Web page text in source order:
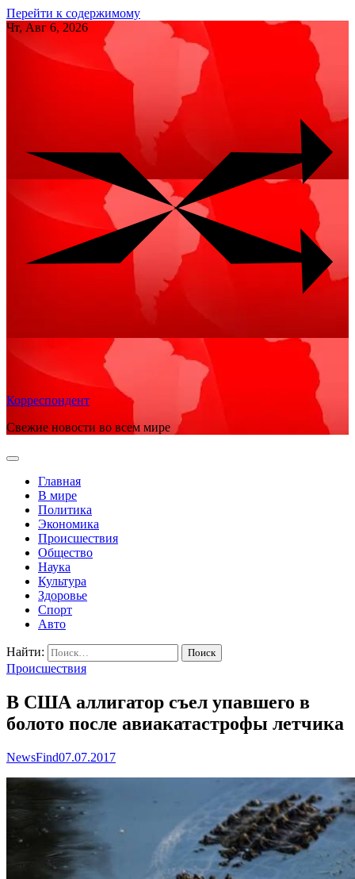
Перейти к содержимому
Чт, Авг 6, 2026
Корреспондент
Свежие новости во всем мире
Главная
В мире
Политика
Экономика
Происшествия
Общество
Наука
Культура
Здоровье
Спорт
Авто
Найти:
Происшествия
В США аллигатор съел упавшего в
болото после авиакатастрофы летчика
NewsFind07.07.2017